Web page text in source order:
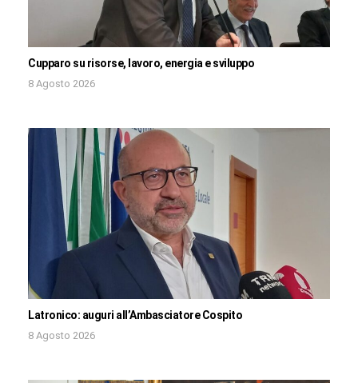
Cupparo su risorse, lavoro, energia e sviluppo
8 Agosto 2026
Latronico: auguri all’Ambasciatore Cospito
8 Agosto 2026